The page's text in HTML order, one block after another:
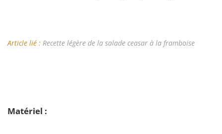
Article lié : Recette légère de la salade ceasar à la framboise
Matériel :